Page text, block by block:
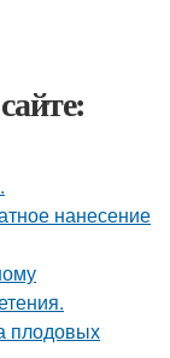
нанесение
плодовых